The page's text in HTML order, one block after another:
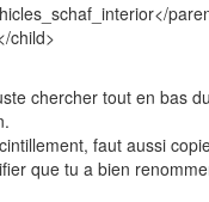
child>
chercher tout en bas
faut aussi
que tu a bien